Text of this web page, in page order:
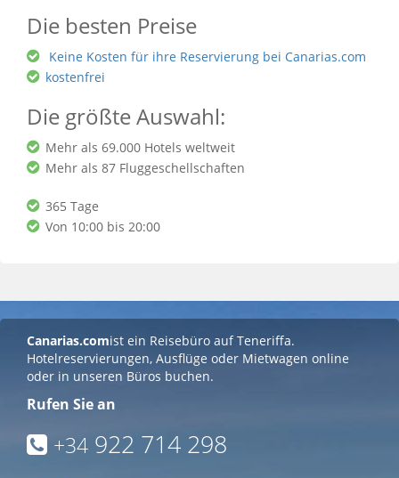
Die besten Preise
Keine Kosten für ihre Reservierung bei Canarias.com
kostenfrei
Die größte Auswahl:
Mehr als 69.000 Hotels weltweit
Mehr als 87 Fluggeschellschaften
365 Tage
Von 10:00 bis 20:00
Canarias.comist ein Reisebüro auf Teneriffa.
Hotelreservierungen, Ausflüge oder Mietwagen online
oder in unseren Büros buchen.
Rufen Sie an
+34 922 714 298